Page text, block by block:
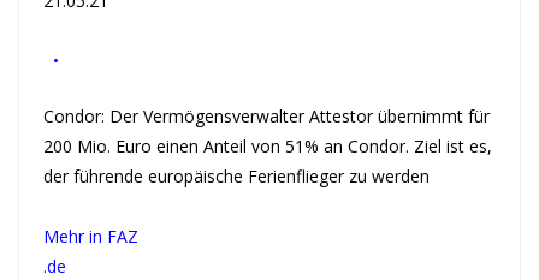
•
Condor: Der Vermögensverwalter Attestor übernimmt für
200 Mio. Euro einen Anteil von 51% an Condor. Ziel ist es,
der führende europäische Ferienflieger zu werden
Mehr in FAZ
.de